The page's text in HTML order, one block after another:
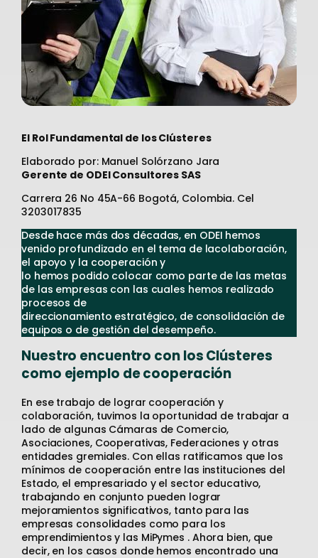
El Rol Fundamental de los Clústeres
Elaborado por: Manuel Solórzano Jara
Gerente de ODEI Consultores SAS
Carrera 26 No 45A-66 Bogotá, Colombia. Cel
3203017835
Desde hace más dos décadas, en ODEI hemos
venido profundizado en el tema de lacolaboración,
el apoyo y la cooperación y
lo hemos podido colocar como parte de las metas
de las empresas con las cuales hemos realizado
procesos de
direccionamiento estratégico, de consolidación de
equipos o de gestión del desempeño.
Nuestro encuentro con los Clústeres
como ejemplo de cooperación
En ese trabajo de lograr cooperación y
colaboración, tuvimos la oportunidad de trabajar a
lado de algunas Cámaras de Comercio,
Asociaciones, Cooperativas, Federaciones y otras
entidades gremiales. Con ellas ratificamos que los
mínimos de cooperación entre las instituciones del
Estado, el empresariado y el sector educativo,
trabajando en conjunto pueden lograr
mejoramientos significativos, tanto para las
empresas consolidades como para los
emprendimientos y las MiPymes . Ahora bien, que
decir, en los casos donde hemos encontrado una